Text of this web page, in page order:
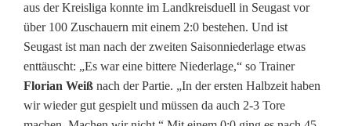
aus der Kreisliga konnte im Landkreisduell in Seugast vor
über 100 Zuschauern mit einem 2:0 bestehen. Und ist
Seugast ist man nach der zweiten Saisonniederlage etwas
enttäuscht: „Es war eine bittere Niederlage,“ so Trainer
Florian Weiß nach der Partie. „In der ersten Halbzeit haben
wir wieder gut gespielt und müssen da auch 2-3 Tore